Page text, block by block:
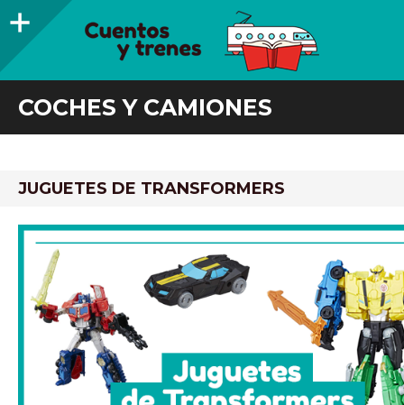
Barra
COCHES Y CAMIONES
JUGUETES DE TRANSFORMERS